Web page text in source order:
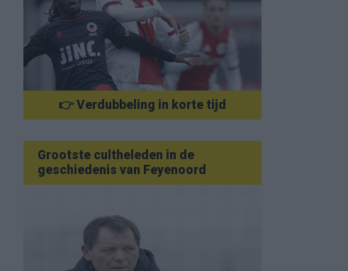
👉 Verdubbeling in korte tijd
Grootste cultheleden in de
geschiedenis van Feyenoord